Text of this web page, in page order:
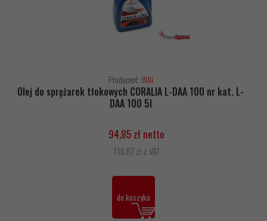
Producent: INNI
Olej do sprężarek tłokowych CORALIA L-DAA 100 nr kat. L-
DAA 100 5l
94,85 zł netto
116,67 zł z VAT
do koszyka